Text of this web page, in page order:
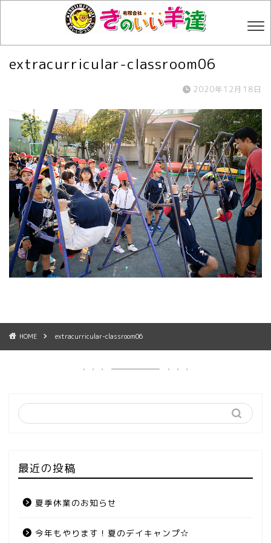
extracurricular-classroom06
2020年12月18日
HOME extracurricular-classroom06
最近の投稿
夏季休業のお知らせ
今年もやります！夏のデイキャンプ☆